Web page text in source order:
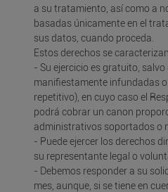
a su tratamiento, así como a
basadas únicamente en el
sus datos, cuando proceda.
Estos derechos se
- Su ejercicio es gratuito,
manifiestamente infundadas o
repetitivo), en cuyo caso el
podrá cobrar un canon
administrativos soportados o
- Puede ejercer los derechos
su representante legal o
- Debemos responder a su
mes, aunque, si se tiene en